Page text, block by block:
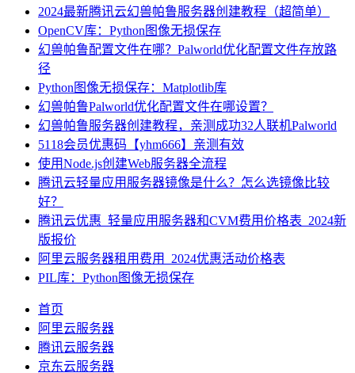
2024最新腾讯云幻兽帕鲁服务器创建教程（超简单）
OpenCV库：Python图像无损保存
幻兽帕鲁配置文件在哪？Palworld优化配置文件存放路
径
Python图像无损保存：Matplotlib库
幻兽帕鲁Palworld优化配置文件在哪设置？
幻兽帕鲁服务器创建教程，亲测成功32人联机Palworld
5118会员优惠码【yhm666】亲测有效
使用Node.js创建Web服务器全流程
腾讯云轻量应用服务器镜像是什么？怎么选镜像比较
好？
腾讯云优惠_轻量应用服务器和CVM费用价格表_2024新
版报价
阿里云服务器租用费用_2024优惠活动价格表
PIL库：Python图像无损保存
首页
阿里云服务器
腾讯云服务器
京东云服务器